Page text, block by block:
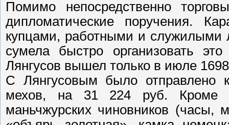
Помимо непосредственно
дипломатические поручения.
купцами, работными и служилыми
сумела быстро организовать
Лянгусов вышел только в июле
С Лянгусовым было отправлено
мехов, на 31 224 руб. Кроме
маньчжурских чиновников